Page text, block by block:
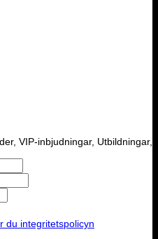
VIP-inbjudningar, Utbildningar,
du integritetspolicyn